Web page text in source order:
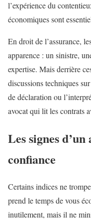
l’expérience du
économiques sont
En droit de l’assurance,
apparence : un sinistre,
expertise. Mais derrière
discussions techniques
de déclaration ou
avocat qui lit les contrats
Les signes
confiance
Certains indices ne
prend le temps de vous
inutilement, mais il ne